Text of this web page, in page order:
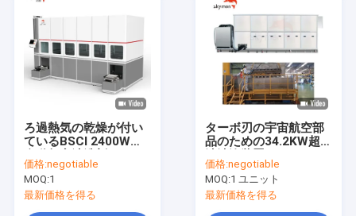
ろ過熱気の乾燥が付い
ているBSCI 2400Wの
価格:negotiable
MOQ:1
最新価格を得る
ターボ刃の宇宙航空部
品のための34.2KW超音
価格:negotiable
MOQ:1 ユニット
最新価格を得る